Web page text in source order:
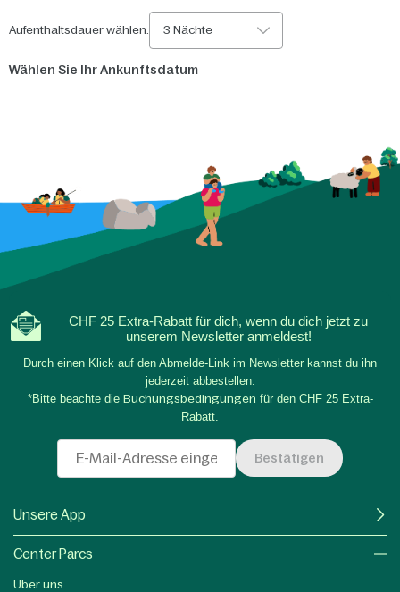
Aufenthaltsdauer wählen: 3 Nächte
Wählen Sie Ihr Ankunftsdatum
CHF 25 Extra-Rabatt für dich, wenn du dich jetzt zu
unserem Newsletter anmeldest!
Durch einen Klick auf den Abmelde-Link im Newsletter kannst du ihn
jederzeit abbestellen.
*Bitte beachte die Buchungsbedingungen für den CHF 25 Extra-
Rabatt.
Bestätigen
Unsere App
Center Parcs
Über uns